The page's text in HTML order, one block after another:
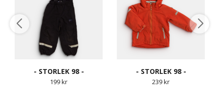
- STORLEK 98 -
199 kr
- STORLEK 98 -
239 kr